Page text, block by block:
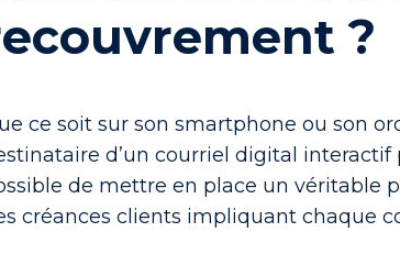
?
ce soit sur son smartphone ou son
d’un courriel digital interactif
de mettre en place un véritable
créances clients impliquant chaque